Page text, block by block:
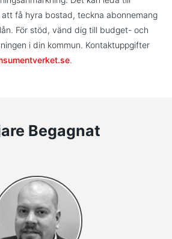
att få hyra bostad, teckna abonnemang
För stöd, vänd dig till budget- och
i din kommun. Kontaktuppgifter
.
Begagnat